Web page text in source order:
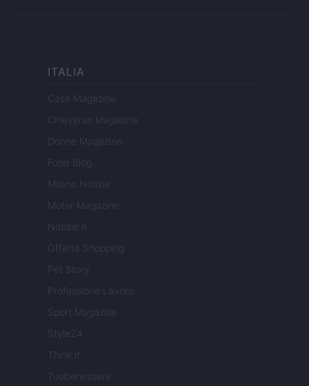
ITALIA
Casa Magazine
Cineverse Magazine
Donne Magazine
Food Blog
Milano Notizie
Motor Magazine
Notizie.it
Offerte Shopping
Pet Story
Professione Lavoro
Sport Magazine
Style24
Think.it
Tuobenessere